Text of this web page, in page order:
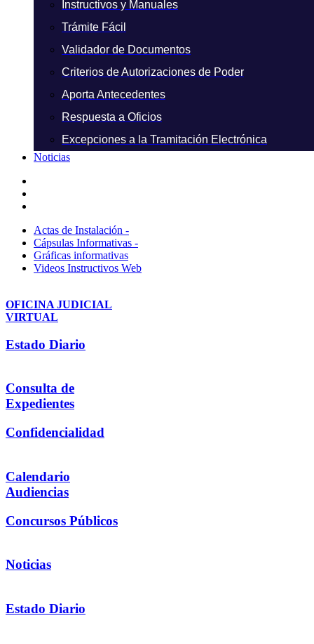
Instructivos y Manuales
Trámite Fácil
Validador de Documentos
Criterios de Autorizaciones de Poder
Aporta Antecedentes
Respuesta a Oficios
Excepciones a la Tramitación Electrónica
Noticias
Actas de Instalación -
Cápsulas Informativas -
Gráficas informativas
Videos Instructivos Web
OFICINA JUDICIAL
VIRTUAL
Estado Diario
Consulta de
Expedientes
Confidencialidad
Calendario
Audiencias
Concursos Públicos
Noticias
Estado Diario